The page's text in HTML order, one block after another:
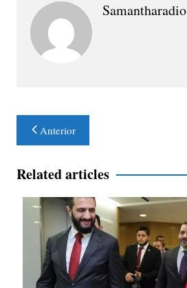
Samantharadio
Navegación
de
entradas
Anterior
Related articles